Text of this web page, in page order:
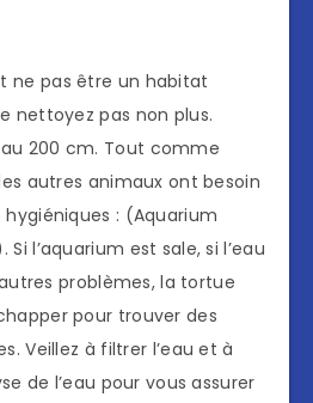
ne pas être un habitat
nettoyez pas non plus.
200 cm. Tout comme
autres animaux ont besoin
: (Aquarium
l’aquarium est sale, si l’eau
problèmes, la tortue
pour trouver des
Veillez à filtrer l’eau et à
de l’eau pour vous assurer